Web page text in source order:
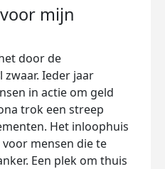
mijn
door de
Ieder jaar
in actie om geld
trok een streep
Het inloophuis
mensen die te
Een plek om thuis